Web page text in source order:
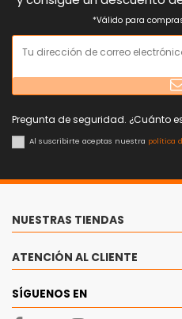
*Válido para
Pregunta de seguridad. ¿Cuánto
Al suscribirte aceptas nuestra política
NUESTRAS TIENDAS
ATENCIÓN AL CLIENTE
SÍGUENOS EN